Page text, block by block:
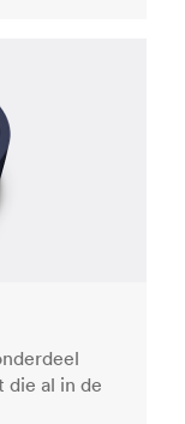
die al in de